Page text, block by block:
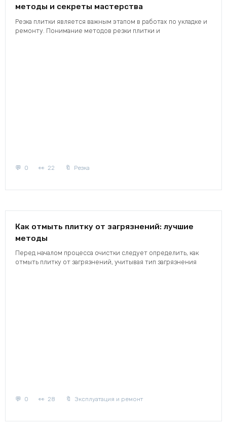
методы и секреты мастерства
Резка плитки является важным этапом в работах по укладке и
ремонту. Понимание методов резки плитки и
0 22 Резка
Как отмыть плитку от загрязнений: лучшие
методы
Перед началом процесса очистки следует определить, как
отмыть плитку от загрязнений, учитывая тип загрязнения
0 28 Эксплуатация и ремонт